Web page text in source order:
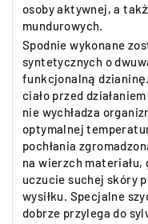
osoby aktywnej, a
mundurowych.
Spodnie wykonane
syntetycznych o
funkcjonalną
ciało przed
nie wychładza
optymalnej
pochłania
na wierzch materiału,
uczucie suchej skóry
wysiłku. Specjalne
dobrze przylega do